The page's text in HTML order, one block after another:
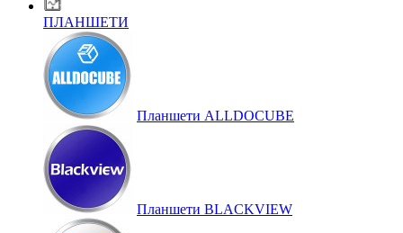
ПЛАНШЕТИ
Планшети ALLDOCUBE
Планшети BLACKVIEW